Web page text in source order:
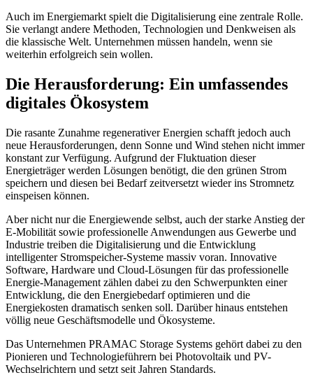
Auch im Energiemarkt spielt die Digitalisierung eine zentrale Rolle.
Sie verlangt andere Methoden, Technologien und Denkweisen als
die klassische Welt. Unternehmen müssen handeln, wenn sie
weiterhin erfolgreich sein wollen.
Die Herausforderung: Ein umfassendes
digitales Ökosystem
Die rasante Zunahme regenerativer Energien schafft jedoch auch
neue Herausforderungen, denn Sonne und Wind stehen nicht immer
konstant zur Verfügung. Aufgrund der Fluktuation dieser
Energieträger werden Lösungen benötigt, die den grünen Strom
speichern und diesen bei Bedarf zeitversetzt wieder ins Stromnetz
einspeisen können.
Aber nicht nur die Energiewende selbst, auch der starke Anstieg der
E-Mobilität sowie professionelle Anwendungen aus Gewerbe und
Industrie treiben die Digitalisierung und die Entwicklung
intelligenter Stromspeicher-Systeme massiv voran. Innovative
Software, Hardware und Cloud-Lösungen für das professionelle
Energie-Management zählen dabei zu den Schwerpunkten einer
Entwicklung, die den Energiebedarf optimieren und die
Energiekosten dramatisch senken soll. Darüber hinaus entstehen
völlig neue Geschäftsmodelle und Ökosysteme.
Das Unternehmen PRAMAC Storage Systems gehört dabei zu den
Pionieren und Technologieführern bei Photovoltaik und PV-
Wechselrichtern und setzt seit Jahren Standards.